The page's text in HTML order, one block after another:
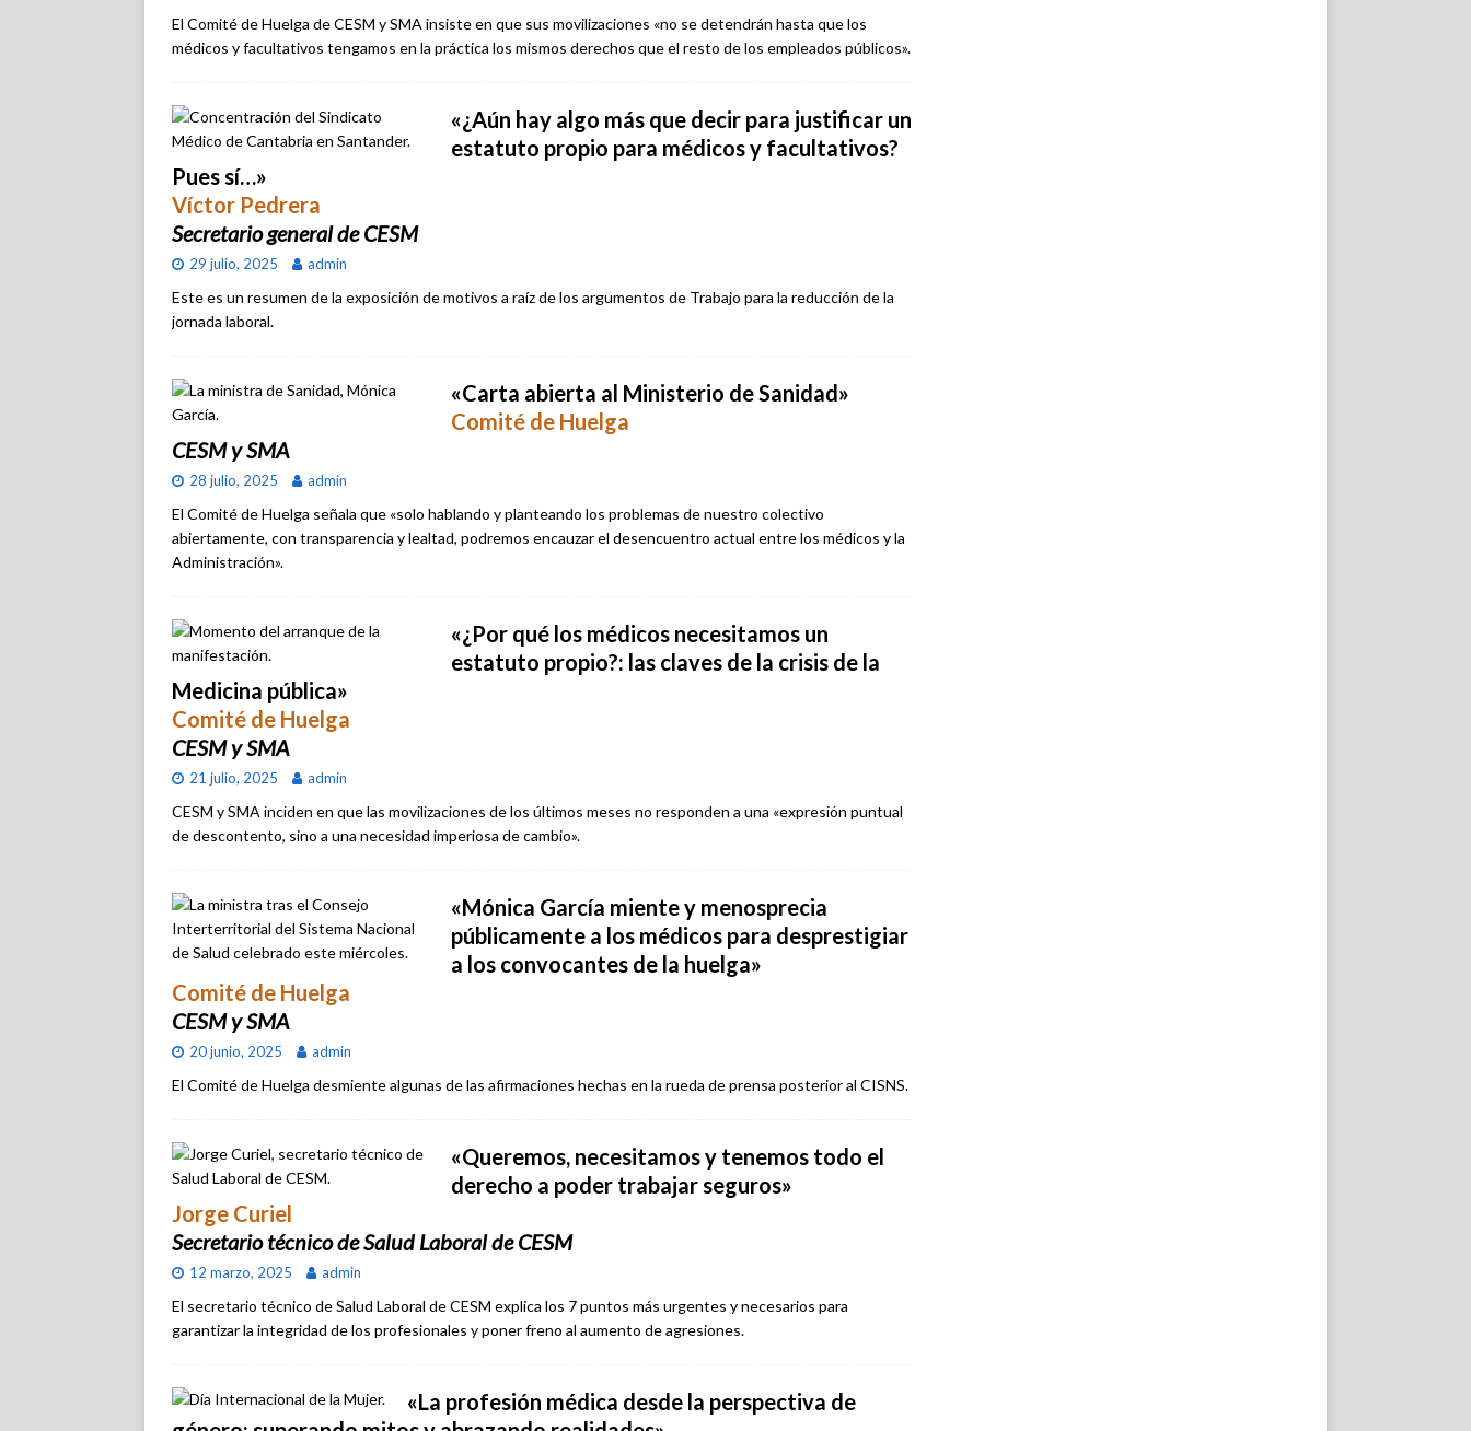
El Comité de Huelga de CESM y SMA insiste en que sus movilizaciones «no se detendrán hasta que los
médicos y facultativos tengamos en la práctica los mismos derechos que el resto de los empleados públicos».
«¿Aún hay algo más que decir para justificar un
estatuto propio para médicos y facultativos?
Pues sí…»
Víctor Pedrera
Secretario general de CESM
29 julio, 2025 admin
Este es un resumen de la exposición de motivos a raíz de los argumentos de Trabajo para la reducción de la
jornada laboral.
«Carta abierta al Ministerio de Sanidad»
Comité de Huelga
CESM y SMA
28 julio, 2025 admin
El Comité de Huelga señala que «solo hablando y planteando los problemas de nuestro colectivo
abiertamente, con transparencia y lealtad, podremos encauzar el desencuentro actual entre los médicos y la
Administración».
«¿Por qué los médicos necesitamos un
estatuto propio?: las claves de la crisis de la
Medicina pública»
Comité de Huelga
CESM y SMA
21 julio, 2025 admin
CESM y SMA inciden en que las movilizaciones de los últimos meses no responden a una «expresión puntual
de descontento, sino a una necesidad imperiosa de cambio».
«Mónica García miente y menosprecia
públicamente a los médicos para desprestigiar
a los convocantes de la huelga»
Comité de Huelga
CESM y SMA
20 junio, 2025 admin
El Comité de Huelga desmiente algunas de las afirmaciones hechas en la rueda de prensa posterior al CISNS.
«Queremos, necesitamos y tenemos todo el
derecho a poder trabajar seguros»
Jorge Curiel
Secretario técnico de Salud Laboral de CESM
12 marzo, 2025 admin
El secretario técnico de Salud Laboral de CESM explica los 7 puntos más urgentes y necesarios para
garantizar la integridad de los profesionales y poner freno al aumento de agresiones.
«La profesión médica desde la perspectiva de